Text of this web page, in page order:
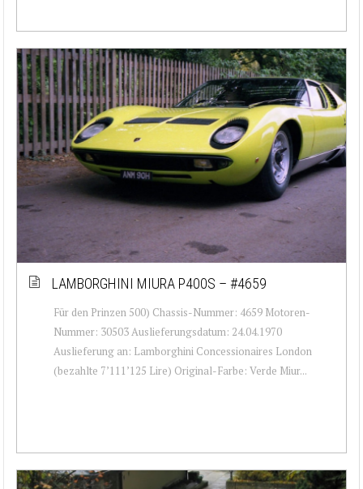
LAMBORGHINI MIURA P400S – #4659
Für den Prinzen 500) Chassis-Nummer: 4659 Motoren-
Nummer: 30503 Auslieferungsdatum: 24.04.1970
Auslieferung an: Lamborghini Concessionaires London
(bezahlte 7’111’125 Lire) Original-Farbe: Verde Miur...